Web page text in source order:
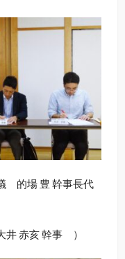
的場 豊 幹事長代
赤亥 幹事 ）